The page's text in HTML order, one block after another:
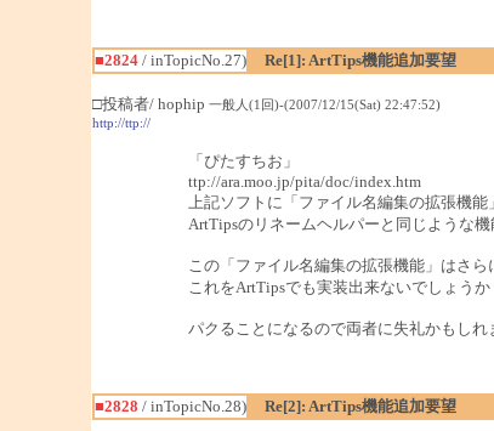
■2824/ inTopicNo.27)
Re[1]: ArtTips機能追加要望
□投稿者/ hophip 一般人(1回)-(2007/12/15(Sat) 22:47:52)
http://ttp://
「ぴたすちお」
ttp://ara.moo.jp/pita/doc/index.htm
上記ソフトに「ファイル名編集の拡張機能
ArtTipsのリネームヘルパーと同じような機
この「ファイル名編集の拡張機能」はさ
これをArtTipsでも実装出来ないでしょうか
パクることになるので両者に失礼かもしれ
■2828 / inTopicNo.28)
Re[2]: ArtTips機能追加要望